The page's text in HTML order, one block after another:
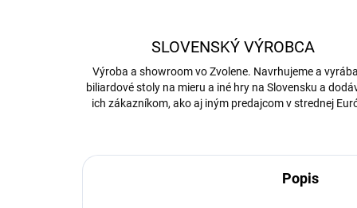
SLOVENSKÝ VÝROBCA
Výroba a showroom vo Zvolene. Navrhujeme a
biliardové stoly na mieru a iné hry na Slovensku a
ich zákazníkom, ako aj iným predajcom v strednej
Popis